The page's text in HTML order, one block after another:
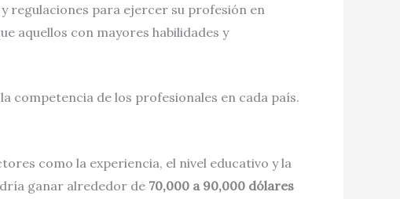
regulaciones para ejercer su profesión en
aquellos con mayores habilidades y
competencia de los profesionales en cada país.
como la experiencia, el nivel educativo y la
ganar alrededor de 70,000 a 90,000 dólares